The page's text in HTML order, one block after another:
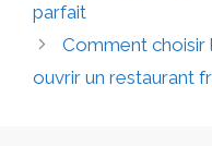
parfait
Comment choisir
ouvrir un restaurant